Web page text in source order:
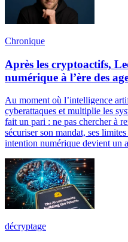
Chronique
Après les cryptoactifs,
numérique à l’ère des
Au moment où l’intelligence
cyberattaques et multiplie les
fait un pari : ne pas chercher à
sécuriser son mandat, ses
intention numérique devient un
décryptage